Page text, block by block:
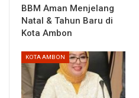
BBM Aman Menjelang
Natal & Tahun Baru di
Kota Ambon
KOTA AMBON